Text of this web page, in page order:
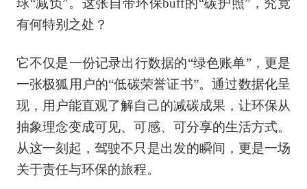
球“减负”。这张自带环保buff的“碳护照”，究竟
有何特别之处？
它不仅是一份记录出行数据的“绿色账单”，更是
一张极狐用户的“低碳荣誉证书”。通过数据化呈
现，用户能直观了解自己的减碳成果，让环保从
抽象理念变成可见、可感、可分享的生活方式。
从这一刻起，驾驶不只是出发的瞬间，更是一场
关于责任与环保的旅程。